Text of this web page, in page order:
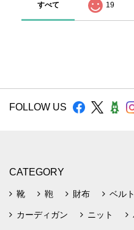
すべて 19
FOLLOW US
CATEGORY
靴 鞄 財布 ベルト
カーディガン ニット